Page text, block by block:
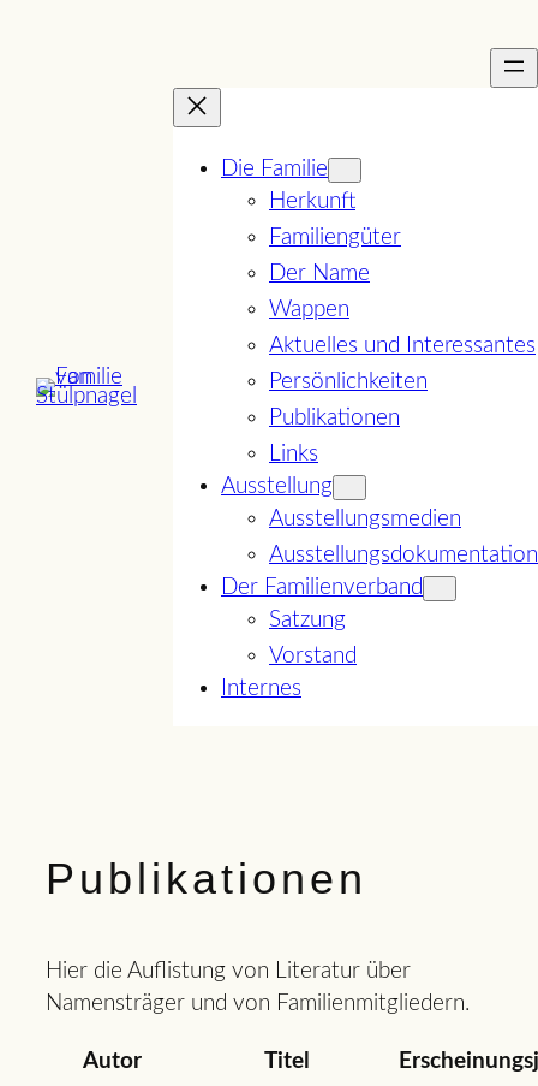
Die Familie
Herkunft
Familiengüter
Der Name
Wappen
Aktuelles und Interessantes
Persönlichkeiten
Publikationen
Links
Ausstellung
Ausstellungsmedien
Ausstellungsdokumentation
Der Familienverband
Satzung
Vorstand
Internes
Publikationen
Hier die Auflistung von Literatur über
Namensträger und von Familienmitgliedern.
Autor Titel